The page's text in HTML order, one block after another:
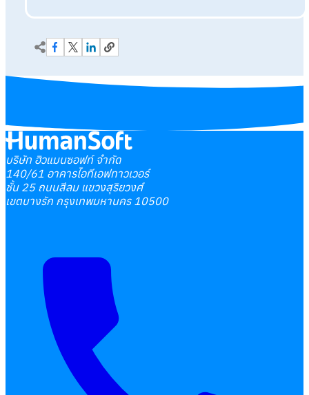
บริษัท ฮิวแมนซอฟท์ จำกัด
140/61 อาคารไอทีเอฟทาวเวอร์
ชั้น 25 ถนนสีลม แขวงสุริยวงศ์
เขตบางรัก กรุงเทพมหานคร 10500